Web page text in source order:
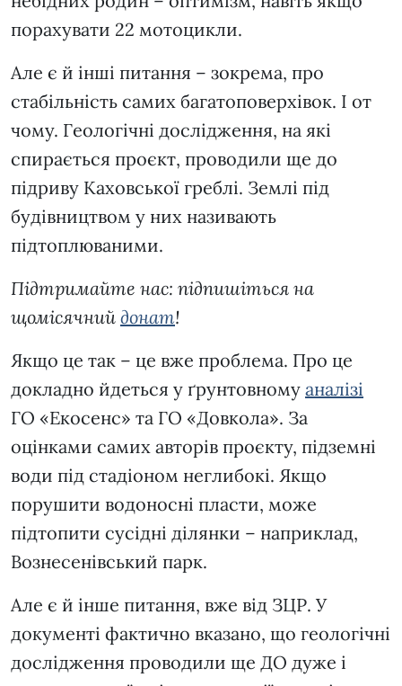
порахувати 22 мотоцикли.
Але є й інші питання – зокрема, про
стабільність самих багатоповерхівок. І от
чому. Геологічні дослідження, на які
спирається проєкт, проводили ще до
підриву Каховської греблі. Землі під
будівництвом у них називають
підтоплюваними.
Підтримайте нас: підпишіться на
щомісячний донат!
Якщо це так – це вже проблема. Про це
докладно йдеться у ґрунтовному аналізі
ГО «Екосенс» та ГО «Довкола». За
оцінками самих авторів проєкту, підземні
води під стадіоном неглибокі. Якщо
порушити водоносні пласти, може
підтопити сусідні ділянки – наприклад,
Вознесенівський парк.
Але є й інше питання, вже від ЗЦР. У
документі фактично вказано, що геологічні
дослідження проводили ще ДО дуже і